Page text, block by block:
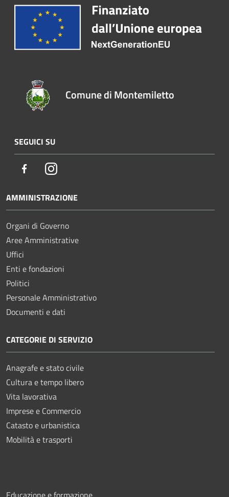
Comune di Montemiletto
SEGUICI SU
FacebookInstagram
AMMINISTRAZIONE
Organi di Governo
Aree Amministrative
Uffici
Enti e fondazioni
Politici
Personale Amministrativo
Documenti e dati
CATEGORIE DI SERVIZIO
Anagrafe e stato civile
Cultura e tempo libero
Vita lavorativa
Imprese e Commercio
Catasto e urbanistica
Mobilità e trasporti